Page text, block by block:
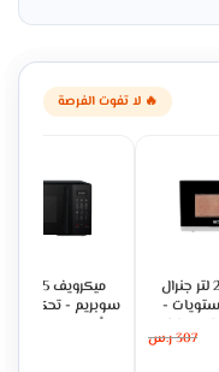
🔥 لا تفوت الفرصة
مايكرويف 20 لتر جنرال
5 مستويات -
307ر.س
سوبريم - تحكم
أسود GSMW25BM